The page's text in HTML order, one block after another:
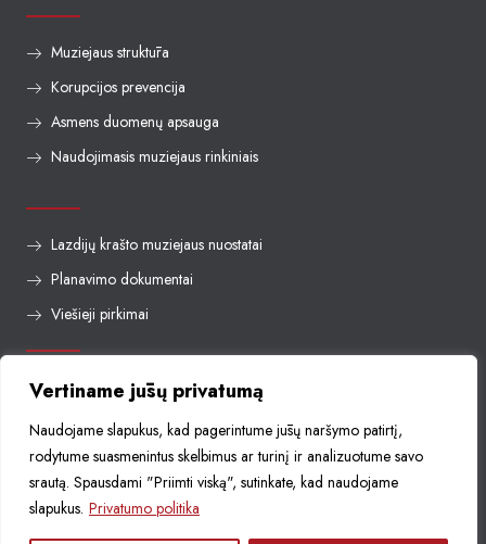
Vertiname jūsų privatumą
Naudojame slapukus, kad pagerintume jūsų naršymo patirtį,
rodytume suasmenintus skelbimus ar turinį ir analizuotume savo
srautą. Spausdami "Priimti viską", sutinkate, kad naudojame
slapukus. Privatumo politika
Muziejaus struktūra
Korupcijos prevencija
Asmens duomenų apsauga
Naudojimasis muziejaus rinkiniais
Lazdijų krašto muziejaus nuostatai
Planavimo dokumentai
Viešieji pirkimai
D.U.K.
Leidiniai
+37031852726